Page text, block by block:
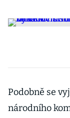
Podobně se
národního